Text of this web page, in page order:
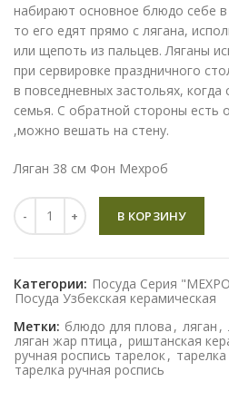
набирают основное блюдо себе в
то его едят прямо с лягана,
или щепоть из пальцев. Ляганы
при сервировке праздничного
в повседневных застольях,
семья. С обратной стороны есть
,можно вешать на стену.
Ляган 38 см Фон Мехроб
Количество
В КОРЗИНУ
Категории: Посуда Серия
Посуда Узбекская керамическая
Метки: блюдо для плова , ляган ,
ляган жар птица , риштанская
ручная роспись тарелок,
тарелка ручная роспись